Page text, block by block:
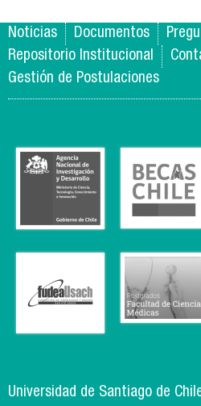
Noticias Documentos
Repositorio Institucional
Gestión de Postulaciones
Universidad de Santiago de